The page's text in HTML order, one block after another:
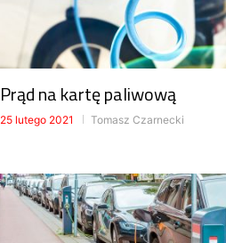
Prąd na kartę paliwową
25 lutego 2021 Tomasz Czarnecki